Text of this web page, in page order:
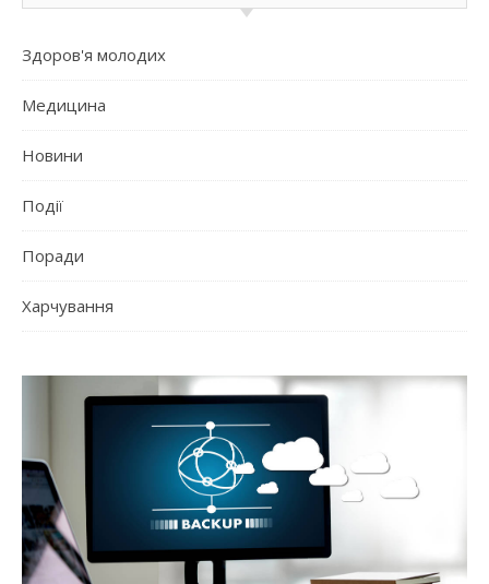
Здоров'я молодих
Медицина
Новини
Події
Поради
Харчування